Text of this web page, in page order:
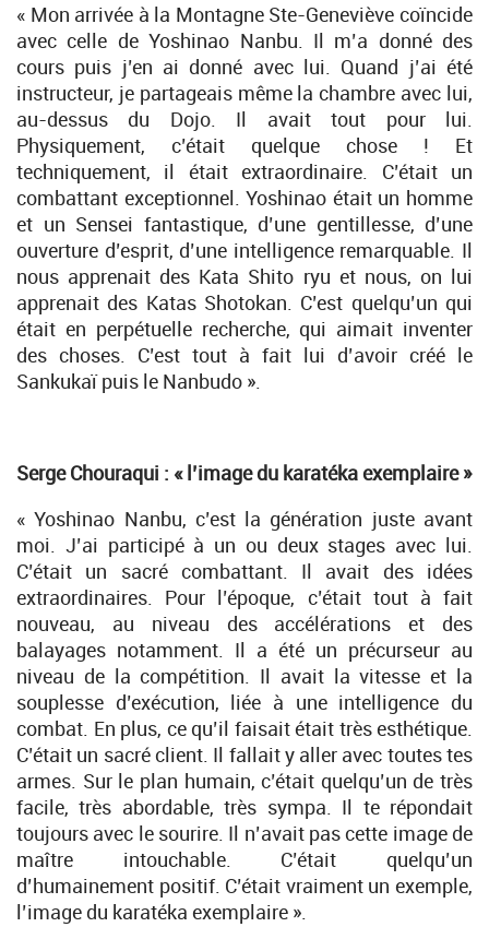
« Mon arrivée à la Montagne Ste-Geneviève coïncide
avec celle de Yoshinao Nanbu. Il m’a donné des
cours puis j’en ai donné avec lui. Quand j’ai été
instructeur, je partageais même la chambre avec lui,
au-dessus du Dojo. Il avait tout pour lui.
Physiquement, c’était quelque chose ! Et
techniquement, il était extraordinaire. C’était un
combattant exceptionnel. Yoshinao était un homme
et un Sensei fantastique, d’une gentillesse, d’une
ouverture d’esprit, d’une intelligence remarquable. Il
nous apprenait des Kata Shito ryu et nous, on lui
apprenait des Katas Shotokan. C’est quelqu’un qui
était en perpétuelle recherche, qui aimait inventer
des choses. C’est tout à fait lui d’avoir créé le
Sankukaï puis le Nanbudo ».
Serge Chouraqui : « l’image du karatéka exemplaire »
« Yoshinao Nanbu, c’est la génération juste avant
moi. J’ai participé à un ou deux stages avec lui.
C’était un sacré combattant. Il avait des idées
extraordinaires. Pour l’époque, c’était tout à fait
nouveau, au niveau des accélérations et des
balayages notamment. Il a été un précurseur au
niveau de la compétition. Il avait la vitesse et la
souplesse d’exécution, liée à une intelligence du
combat. En plus, ce qu’il faisait était très esthétique.
C’était un sacré client. Il fallait y aller avec toutes tes
armes. Sur le plan humain, c’était quelqu’un de très
facile, très abordable, très sympa. Il te répondait
toujours avec le sourire. Il n’avait pas cette image de
maître intouchable. C’était quelqu’un
d’humainement positif. C’était vraiment un exemple,
l’image du karatéka exemplaire ».